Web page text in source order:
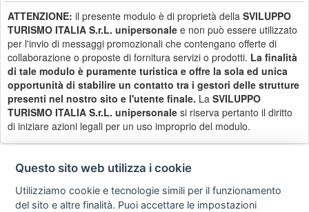
ATTENZIONE: il presente modulo è di proprietà della SVILUPPO
TURISMO ITALIA S.r.L. unipersonale e non può essere utilizzato
per l'invio di messaggi promozionali che contengano offerte di
collaborazione o proposte di fornitura servizi o prodotti. La finalità
di tale modulo è puramente turistica e offre la sola ed unica
opportunità di stabilire un contatto tra i gestori delle strutture
presenti nel nostro sito e l'utente finale. La SVILUPPO
TURISMO ITALIA S.r.L. unipersonale si riserva pertanto il diritto
di iniziare azioni legali per un uso improprio del modulo.
Privacy
policy
Avviso
legale
Scrivici
Questo sito web utilizza i cookie
Utilizziamo cookie e tecnologie simili per il funzionamento
del sito e altre finalità. Puoi accettare le impostazioni